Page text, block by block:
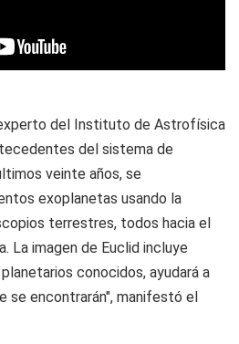
del Instituto de Astrofísica
del sistema de
veinte años, se
exoplanetas usando la
terrestres, todos hacia el
La imagen de Euclid incluye
conocidos, ayudará a
se encontrarán", manifestó el